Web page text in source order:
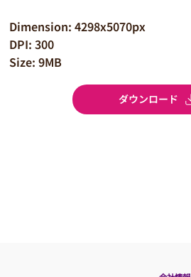
Dimension: 4298x5070px
DPI: 300
Size: 9MB
ダウンロード